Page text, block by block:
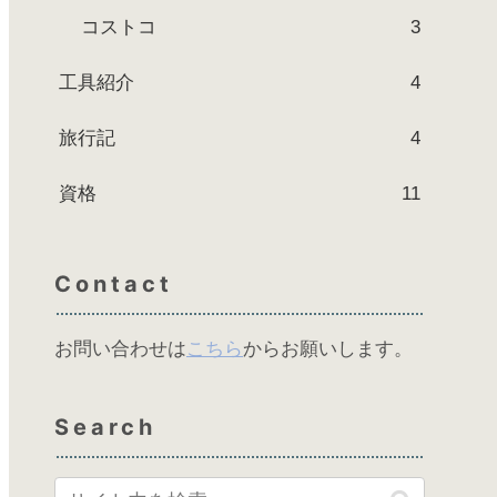
コストコ 3
工具紹介 4
旅行記 4
資格 11
Contact
お問い合わせはこちら からお願いします。
Search